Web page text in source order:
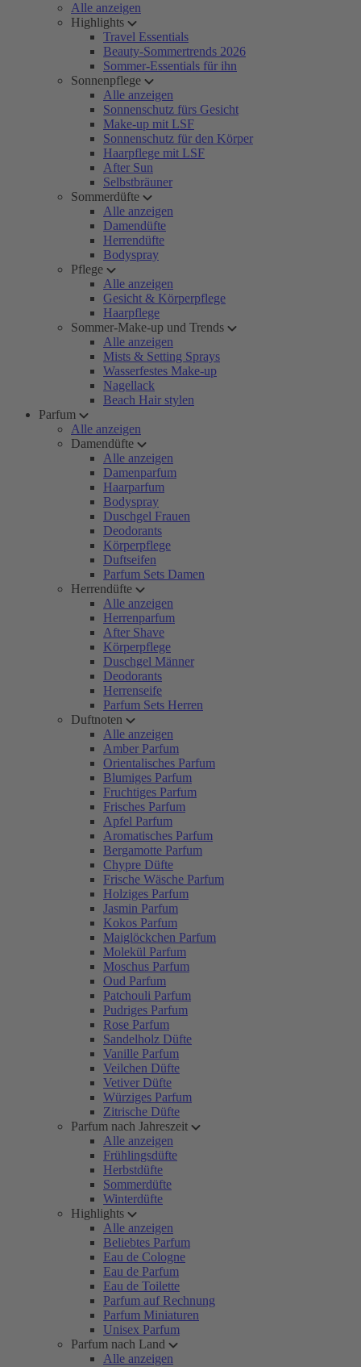
Alle anzeigen
Highlights
Travel Essentials
Beauty-Sommertrends 2026
Sommer-Essentials für ihn
Sonnenpflege
Alle anzeigen
Sonnenschutz fürs Gesicht
Make-up mit LSF
Sonnenschutz für den Körper
Haarpflege mit LSF
After Sun
Selbstbräuner
Sommerdüfte
Alle anzeigen
Damendüfte
Herrendüfte
Bodyspray
Pflege
Alle anzeigen
Gesicht & Körperpflege
Haarpflege
Sommer-Make-up und Trends
Alle anzeigen
Mists & Setting Sprays
Wasserfestes Make-up
Nagellack
Beach Hair stylen
Parfum
Alle anzeigen
Damendüfte
Alle anzeigen
Damenparfum
Haarparfum
Bodyspray
Duschgel Frauen
Deodorants
Körperpflege
Duftseifen
Parfum Sets Damen
Herrendüfte
Alle anzeigen
Herrenparfum
After Shave
Körperpflege
Duschgel Männer
Deodorants
Herrenseife
Parfum Sets Herren
Duftnoten
Alle anzeigen
Amber Parfum
Orientalisches Parfum
Blumiges Parfum
Fruchtiges Parfum
Frisches Parfum
Apfel Parfum
Aromatisches Parfum
Bergamotte Parfum
Chypre Düfte
Frische Wäsche Parfum
Holziges Parfum
Jasmin Parfum
Kokos Parfum
Maiglöckchen Parfum
Molekül Parfum
Moschus Parfum
Oud Parfum
Patchouli Parfum
Pudriges Parfum
Rose Parfum
Sandelholz Düfte
Vanille Parfum
Veilchen Düfte
Vetiver Düfte
Würziges Parfum
Zitrische Düfte
Parfum nach Jahreszeit
Alle anzeigen
Frühlingsdüfte
Herbstdüfte
Sommerdüfte
Winterdüfte
Highlights
Alle anzeigen
Beliebtes Parfum
Eau de Cologne
Eau de Parfum
Eau de Toilette
Parfum auf Rechnung
Parfum Miniaturen
Unisex Parfum
Parfum nach Land
Alle anzeigen